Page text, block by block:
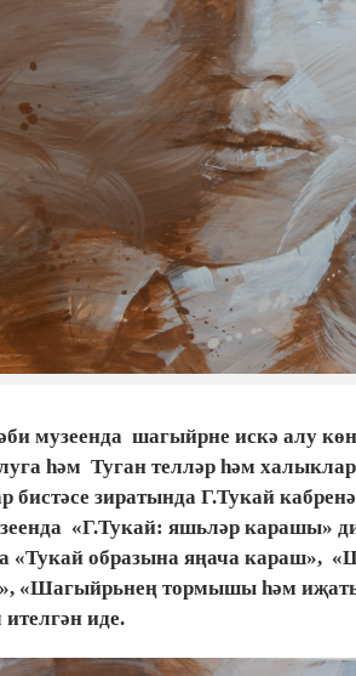
музеенда шагыйрне искә алу
һәм Туган телләр һәм
бистәсе зиратында Г.Тукай
«Г.Тукай: яшьләр карашы»
«Тукай образына яңача караш»,
«Шагыйрьнең тормышы һәм
иде.